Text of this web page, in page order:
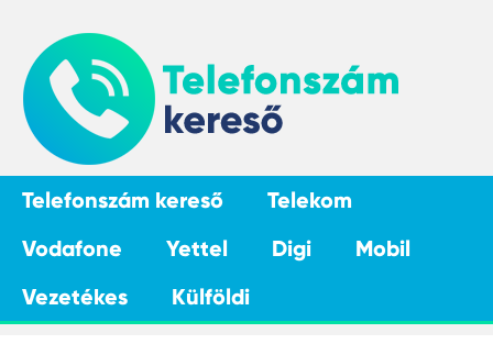
Telefonszám kereső
Telekom
Vodafone
Yettel Digi
Mobil
Vezetékes
Külföldi